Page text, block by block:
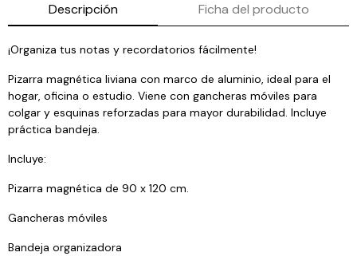
Descripción Ficha del producto
¡Organiza tus notas y recordatorios fácilmente!
Pizarra magnética liviana con marco de aluminio, ideal para el
hogar, oficina o estudio. Viene con gancheras móviles para
colgar y esquinas reforzadas para mayor durabilidad. Incluye
práctica bandeja.
Incluye:
Pizarra magnética de 90 x 120 cm.
Gancheras móviles
Bandeja organizadora